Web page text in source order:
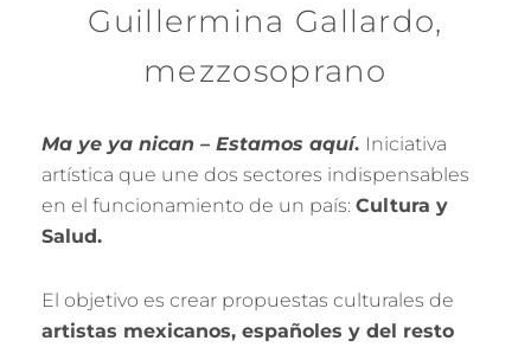
Guillermina Gallardo,
mezzosoprano
Ma ye ya nican – Estamos aquí. Iniciativa
artística que une dos sectores indispensables
en el funcionamiento de un país: Cultura y
Salud.
El objetivo es crear propuestas culturales de
artistas mexicanos, españoles y del resto